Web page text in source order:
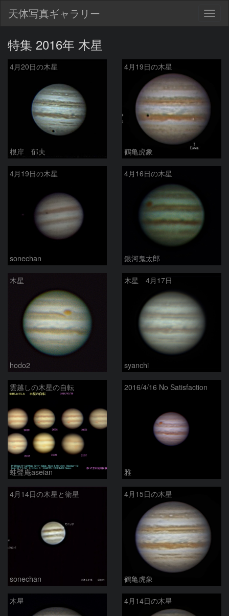
天体写真ギャラリー
特集 2016年 木星
4月20日の木星
根岸 郁夫
4月19日の木星
鶴亀虎象
4月19日の木星
sonechan
4月16日の木星
銀河鬼太郎
木星
hodo2
木星 4月17日
syanchi
雲越しの木星の自転
蛙聲庵aseian
2016/4/16 No Satisfaction
雅
4月14日の木星と衛星
sonechan
4月15日の木星
鶴亀虎象
木星 4月14日の木星